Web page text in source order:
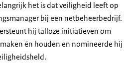
het is dat veiligheid leeft op
bij een netbeheerbedrijf.
hij talloze initiatieven om
én houden en nomineerde hij